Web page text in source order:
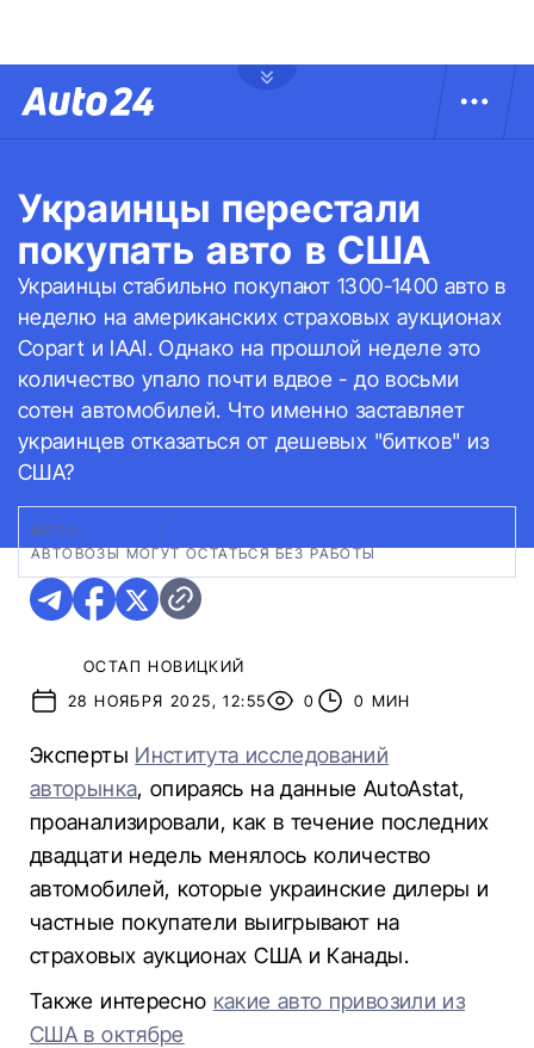
Украинцы перестали
покупать авто в США
Украинцы стабильно покупают 1300-1400 авто в
неделю на американских страховых аукционах
Copart и IAAI. Однако на прошлой неделе это
количество упало почти вдвое - до восьми
сотен автомобилей. Что именно заставляет
украинцев отказаться от дешевых "битков" из
США?
ФОТО:
АВТОВОЗЫ МОГУТ ОСТАТЬСЯ БЕЗ РАБОТЫ
ОСТАП НОВИЦКИЙ
28 НОЯБРЯ 2025, 12:55
0 0 МИН
Эксперты Института исследований
авторынка, опираясь на данные AutoAstat,
проанализировали, как в течение последних
двадцати недель менялось количество
автомобилей, которые украинские дилеры и
частные покупатели выигрывают на
страховых аукционах США и Канады.
Также интересно какие авто привозили из
США в октябре